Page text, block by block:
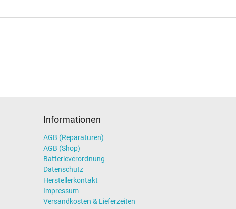
Informationen
AGB (Reparaturen)
AGB (Shop)
Batterieverordnung
Datenschutz
Herstellerkontakt
Impressum
Versandkosten & Lieferzeiten